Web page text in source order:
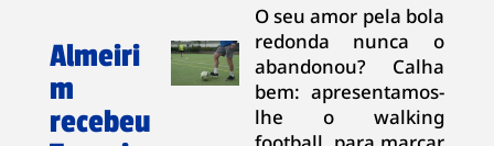
Almeiri
m
recebeu
O seu amor pela bola
redonda nunca o
abandonou? Calha
bem: apresentamos-
lhe o walking